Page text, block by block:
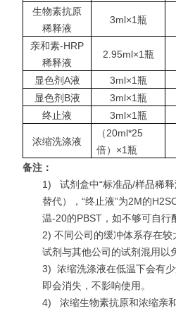
生物素抗原
稀释液
3ml×1瓶
亲和素-HRP
稀释液
2.95ml×1瓶
显色剂A液 3ml×1瓶
显色剂B液
3ml×1瓶
终止液
3ml×1瓶
浓缩洗涤液
（20ml*25
倍）×1瓶
备注：
1)
试剂盒中“标准品/样品稀
替代），“终止液”为2M的
温-20的PBST，如不够可自行
2) 不同公司的缓冲体系存在
试剂与其他公司的试剂混用以
3) 浓缩洗涤液在低温下会有
即会消失，不影响使用。
4)
浓缩生物素抗原和浓缩亲